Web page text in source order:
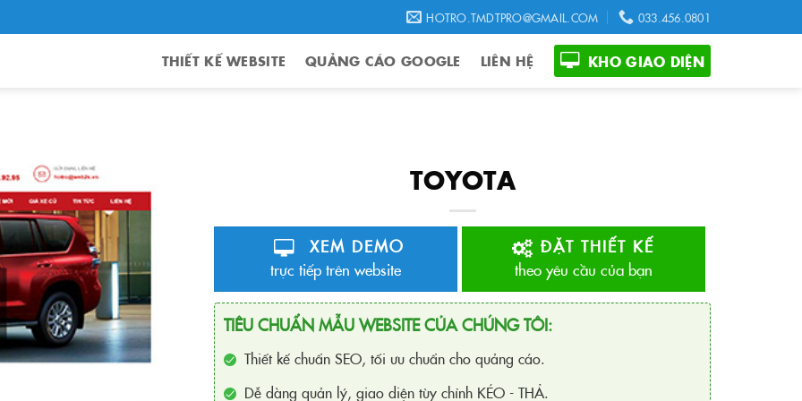
HOTRO.TMDTPRO@GMAIL.COM 033.456.0801
THIẾT KẾ WEBSITE QUẢNG CÁO GOOGLE LIÊN HỆ KHO GIAO DIỆN
TOYOTA
XEM DEMO
trực tiếp trên website
ĐẶT THIẾT KẾ
theo yêu cầu của bạn
TIÊU CHUẨN MẪU WEBSITE CỦA CHÚNG TÔI:
Thiết kế chuẩn SEO, tối ưu chuẩn cho quảng cáo.
Dễ dàng quản lý, giao diện tùy chỉnh KÉO - THẢ.